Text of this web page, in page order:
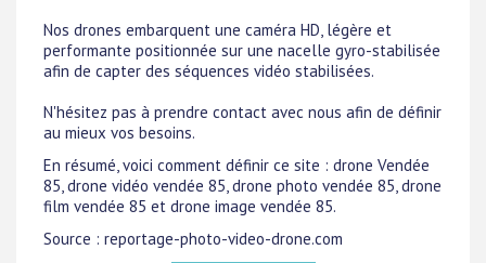
Nos drones embarquent une caméra HD, légère et
performante positionnée sur une nacelle gyro-stabilisée
afin de capter des séquences vidéo stabilisées.
N'hésitez pas à prendre contact avec nous afin de définir
au mieux vos besoins.
En résumé, voici comment définir ce site : drone Vendée
85, drone vidéo vendée 85, drone photo vendée 85, drone
film vendée 85 et drone image vendée 85.
Source : reportage-photo-video-drone.com